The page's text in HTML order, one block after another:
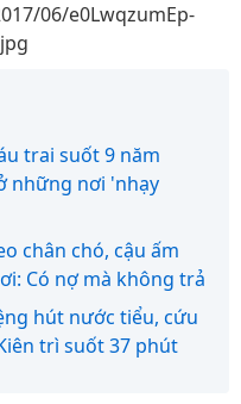
06/e0LwqzumEp-
trai suốt 9 năm
những nơi 'nhạy
chân chó, cậu ấm
Có nợ mà không trả
hút nước tiểu, cứu
trì suốt 37 phút